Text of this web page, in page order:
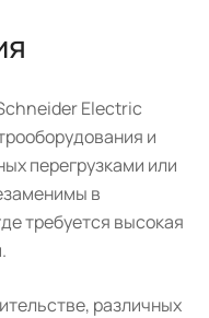
Electric
и
перегрузками или
в
требуется высокая
различных